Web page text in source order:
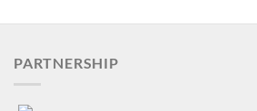
PARTNERSHIP